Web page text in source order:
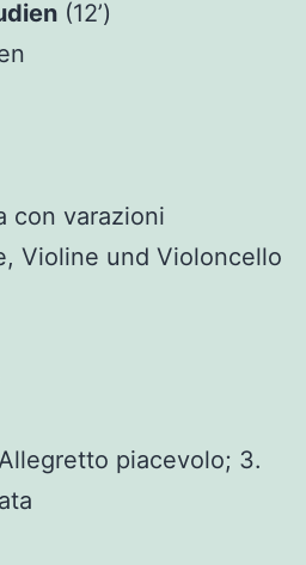
(12’)
con varazioni
Violine und Violoncello
piacevolo; 3.